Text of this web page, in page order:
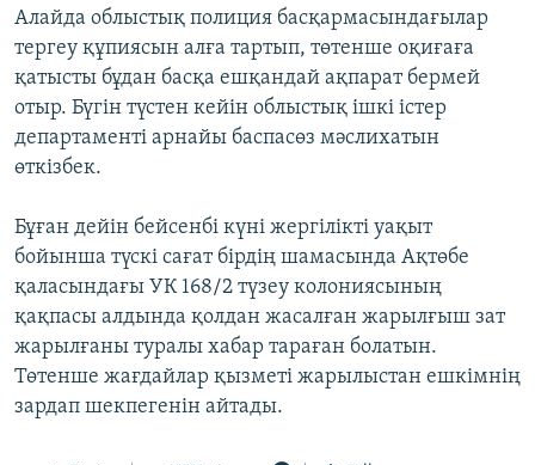
ЖАЗЫЛЫҢЫЗ
Басқа тілдерде
Алайда облыстық полиция басқармасындағылар
тергеу құпиясын алға тартып, төтенше оқиғаға
қатысты бұдан басқа ешқандай ақпарат бермей
отыр. Бүгін түстен кейін облыстық ішкі істер
департаменті арнайы баспасөз мәслихатын
өткізбек.
Бұған дейін бейсенбі күні жергілікті уақыт
бойынша түскі сағат бірдің шамасында Ақтөбе
қаласындағы УК 168/2 түзеу колониясының
қақпасы алдында қолдан жасалған жарылғыш зат
жарылғаны туралы хабар тараған болатын.
Төтенше жағдайлар қызметі жарылыстан ешкімнің
зардап шекпегенін айтады.